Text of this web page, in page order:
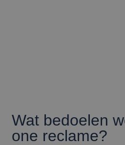
Wat bedoelen
one reclame?